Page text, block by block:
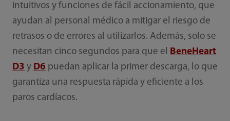
intuitivos y funciones de fácil accionamiento, que
ayudan al personal médico a mitigar el riesgo de
retrasos o de errores al utilizarlos. Además, solo se
necesitan cinco segundos para que el BeneHeart
D3 y D6 puedan aplicar la primer descarga, lo que
garantiza una respuesta rápida y eficiente a los
paros cardíacos.